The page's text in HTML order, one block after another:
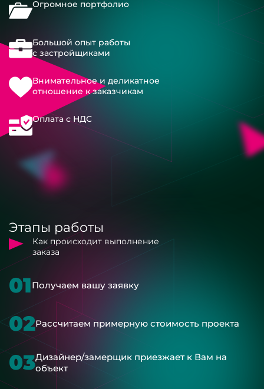
Огромное портфолио
Большой опыт работы
с застройщиками
Внимательное и деликатное
отношение к заказчикам
Оплата с НДС
Этапы работы
Как происходит выполнение
заказа
01Получаем вашу заявку
02Рассчитаем примерную стоимость проекта
03Дизайнер/замерщик приезжает к Вам на
объект